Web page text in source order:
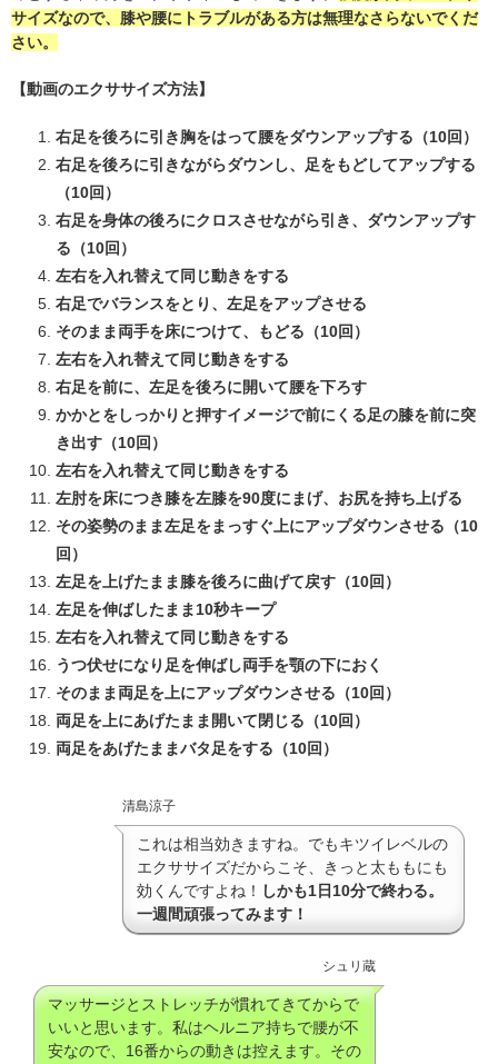
サイズなので、膝や腰にトラブルがある方は無理なさらないでくだ
さい。
【動画のエクササイズ方法】
右足を後ろに引き胸をはって腰をダウンアップする（10回）
右足を後ろに引きながらダウンし、足をもどしてアップする
（10回）
右足を身体の後ろにクロスさせながら引き、ダウンアップす
る（10回）
左右を入れ替えて同じ動きをする
右足でバランスをとり、左足をアップさせる
そのまま両手を床につけて、もどる（10回）
左右を入れ替えて同じ動きをする
右足を前に、左足を後ろに開いて腰を下ろす
かかとをしっかりと押すイメージで前にくる足の膝を前に突
き出す（10回）
左右を入れ替えて同じ動きをする
左肘を床につき膝を左膝を90度にまげ、お尻を持ち上げる
その姿勢のまま左足をまっすぐ上にアップダウンさせる（10
回）
左足を上げたまま膝を後ろに曲げて戻す（10回）
左足を伸ばしたまま10秒キープ
左右を入れ替えて同じ動きをする
うつ伏せになり足を伸ばし両手を顎の下におく
そのまま両足を上にアップダウンさせる（10回）
両足を上にあげたまま開いて閉じる（10回）
両足をあげたままバタ足をする（10回）
清島涼子
これは相当効きますね。でもキツイレベルの
エクササイズだからこそ、きっと太ももにも
効くんですよね！ しかも1日10分で終わる。
一週間頑張ってみます！
シュリ蔵
マッサージとストレッチが慣れてきてからで
いいと思います。私はヘルニア持ちで腰が不
安なので、16番からの動きは控えます。その